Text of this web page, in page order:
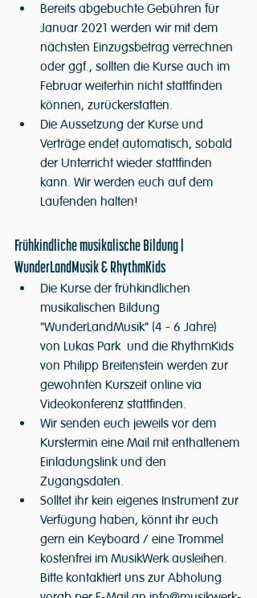
Bereits abgebuchte Gebühren für
Januar 2021 werden wir mit dem
nächsten Einzugsbetrag verrechnen
oder ggf., sollten die Kurse auch im
Februar weiterhin nicht stattfinden
können, zurückerstatten.
Die Aussetzung der Kurse und
Verträge endet automatisch, sobald
der Unterricht wieder stattfinden
kann. Wir werden euch auf dem
Laufenden halten!
Frühkindliche musikalische Bildung |
WunderLandMusik & RhythmKids
Die Kurse der frühkindlichen
musikalischen Bildung
"WunderLandMusik" (4 - 6 Jahre)
von Lukas Park  und die RhythmKids
von Philipp Breitenstein werden zur
gewohnten Kurszeit online via
Videokonferenz stattfinden.
Wir senden euch jeweils vor dem
Kurstermin eine Mail mit enthaltenem
Einladungslink und den
Zugangsdaten.
Solltet ihr kein eigenes Instrument zur
Verfügung haben, könnt ihr euch
gern ein Keyboard / eine Trommel
kostenfrei im MusikWerk ausleihen.
Bitte kontaktiert uns zur Abholung